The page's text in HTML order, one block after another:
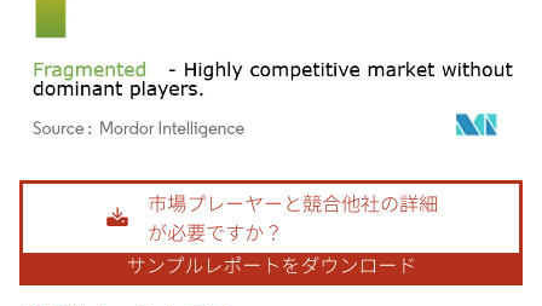
画像 © Mordor Intelligence。再利用にはCC BY 4.0の表示が必要です。